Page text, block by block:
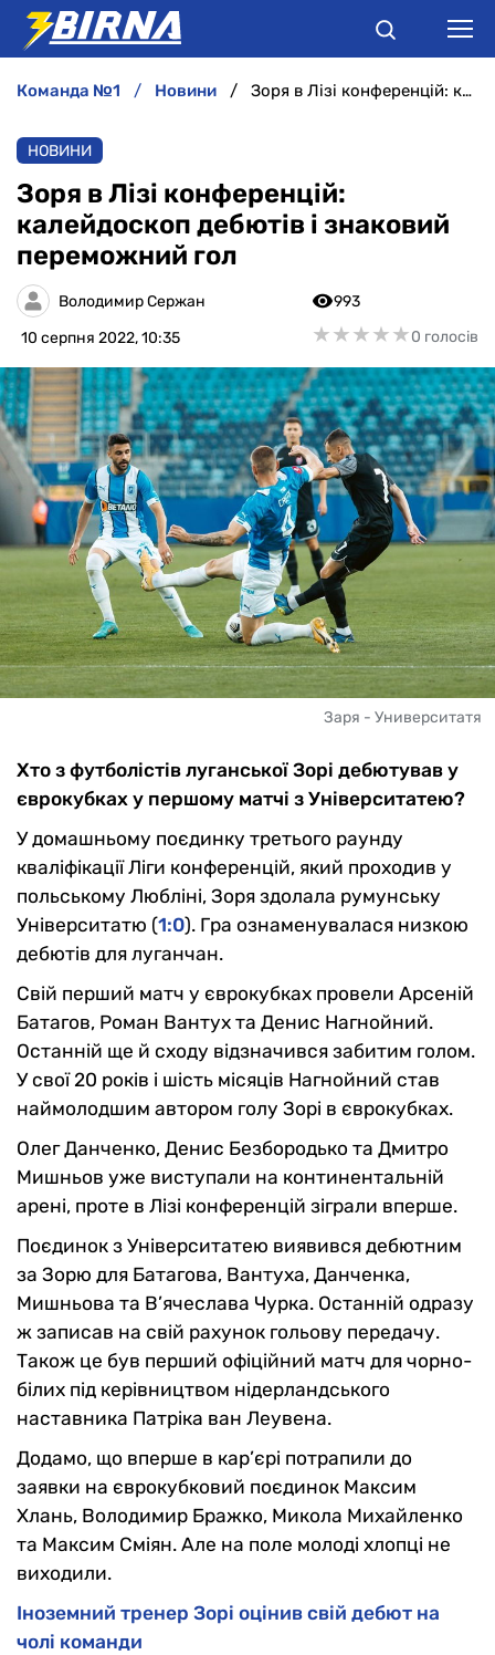
АНАЛІТИКА
ІНТЕРВ'Ю
РІЗНЕ
БУКМЕКЕРИ
команда №1 новини Зоря в Лізі конференцій: калейдоскоп дебютів і знаковий переможний гол
НОВИНИ
Зоря в Лізі конференцій:
калейдоскоп дебютів і знаковий
переможний гол
Володимир Сержан
10 серпня 2022, 10:35
993
★★★★★
★★★★★0 голосів
Заря - Университатя
Хто з футболістів луганської Зорі дебютував у
єврокубках у першому матчі з Університатею?
У домашньому поєдинку третього раунду
кваліфікації Ліги конференцій, який проходив у
польському Любліні, Зоря здолала румунську
Університатю (1:0). Гра ознаменувалася низкою
дебютів для луганчан.
Свій перший матч у єврокубках провели Арсеній
Батагов, Роман Вантух та Денис Нагнойний.
Останній ще й сходу відзначився забитим голом.
У свої 20 років і шість місяців Нагнойний став
наймолодшим автором голу Зорі в єврокубках.
Олег Данченко, Денис Безбородько та Дмитро
Мишньов уже виступали на континентальній
арені, проте в Лізі конференцій зіграли вперше.
Поєдинок з Університатею виявився дебютним
за Зорю для Батагова, Вантуха, Данченка,
Мишньова та В’ячеслава Чурка. Останній одразу
ж записав на свій рахунок гольову передачу.
Також це був перший офіційний матч для чорно-
білих під керівництвом нідерландського
наставника Патріка ван Леувена.
Додамо, що вперше в кар’єрі потрапили до
заявки на єврокубковий поєдинок Максим
Хлань, Володимир Бражко, Микола Михайленко
та Максим Сміян. Але на поле молоді хлопці не
виходили.
Іноземний тренер Зорі оцінив свій дебют на
чолі команди